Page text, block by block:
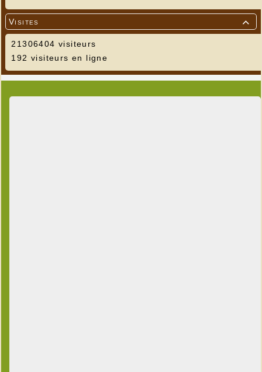

Visites
21306404 visiteurs
192 visiteurs en ligne